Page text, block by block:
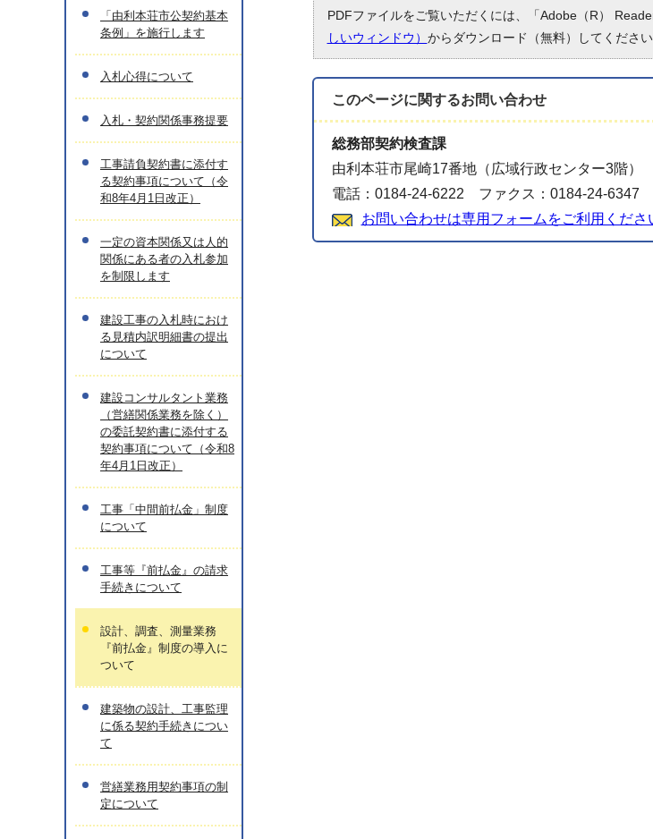
PDFファイルをご覧いただくには、「Adobe（R）
しいウィンドウ） からダウンロード（無料）してください
このページに関するお問い合わせ
総務部契約検査課
由利本荘市尾崎17番地（広域行政センター3階）
電話：0184-24-6222 ファクス：0184-24-6347
お問い合わせは専用フォームをご利用くださ
「由利本荘市公契約基本
条例」を施行します
入札心得について
入札・契約関係事務提要
工事請負契約書に添付す
る契約事項について（令
和8年4月1日改正）
一定の資本関係又は人的
関係にある者の入札参加
を制限します
建設工事の入札時におけ
る見積内訳明細書の提出
について
建設コンサルタント業務
（営繕関係業務を除く）
の委託契約書に添付する
契約事項について（令和8
年4月1日改正）
工事「中間前払金」制度
について
工事等『前払金』の請求
手続きについて
設計、調査、測量業務
『前払金』制度の導入に
ついて
建築物の設計、工事監理
に係る契約手続きについ
て
営繕業務用契約事項の制
定について